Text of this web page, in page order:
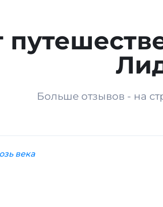
Больше отзывов - на
века